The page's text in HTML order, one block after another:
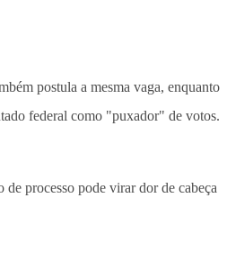
postula a mesma vaga, enquanto
federal como "puxador" de votos.